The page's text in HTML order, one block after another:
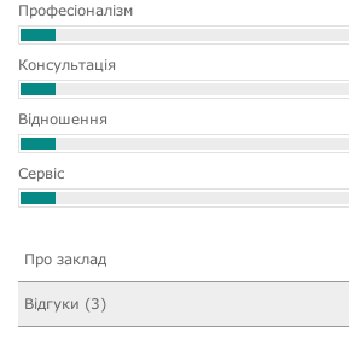
Професіоналізм
Консультація
Відношення
Сервіс
Про заклад
Відгуки (3)